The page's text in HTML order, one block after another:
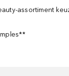
assortiment